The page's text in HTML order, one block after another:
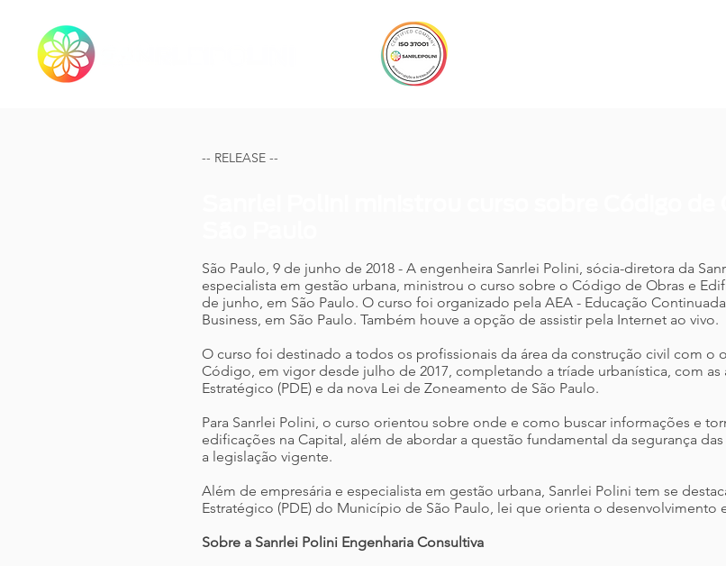
-- RELEASE --
São Paulo, 9 de junho de 2018 - A engenheira Sanrlei Polini, sócia-diretora da
especialista em gestão urbana, ministrou o curso sobre o Código de Obras e
de junho, em São Paulo. O curso foi organizado pela AEA - Educação
Business, em São Paulo. Também houve a opção de assistir pela Internet ao vivo.
O curso foi destinado a todos os profissionais da área da construção civil com
Código, em vigor desde julho de 2017, completando a tríade urbanística, com
Estratégico (PDE) e da nova Lei de Zoneamento de São Paulo.
Para Sanrlei Polini, o curso orientou sobre onde e como buscar informações e
edificações na Capital, além de abordar a questão fundamental da segurança
a legislação vigente.
Além de empresária e especialista em gestão urbana, Sanrlei Polini tem se
Estratégico (PDE) do Município de São Paulo, lei que orienta o desenvolvimento
Sobre a Sanrlei Polini Engenharia Consultiva